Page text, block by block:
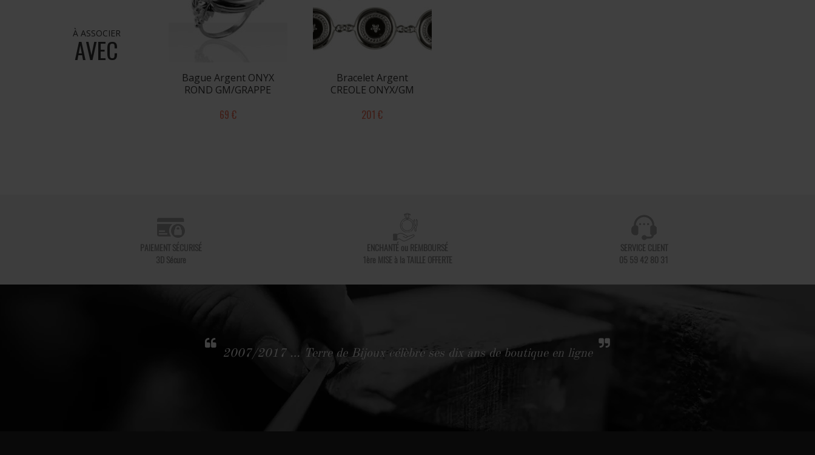
À ASSOCIER
AVEC
Bague Argent ONYX
ROND GM/GRAPPE
69 €
Bracelet Argent
CREOLE ONYX/GM
201 €
PAIEMENT SÉCURISÉ
3D Sécure
ENCHANTÉ ou REMBOURSÉ
1ère MISE à la TAILLE OFFERTE
SERVICE CLIENT
05 59 42 80 31
2007/2017 … Terre de Bijoux célèbre ses dix ans de boutique en ligne